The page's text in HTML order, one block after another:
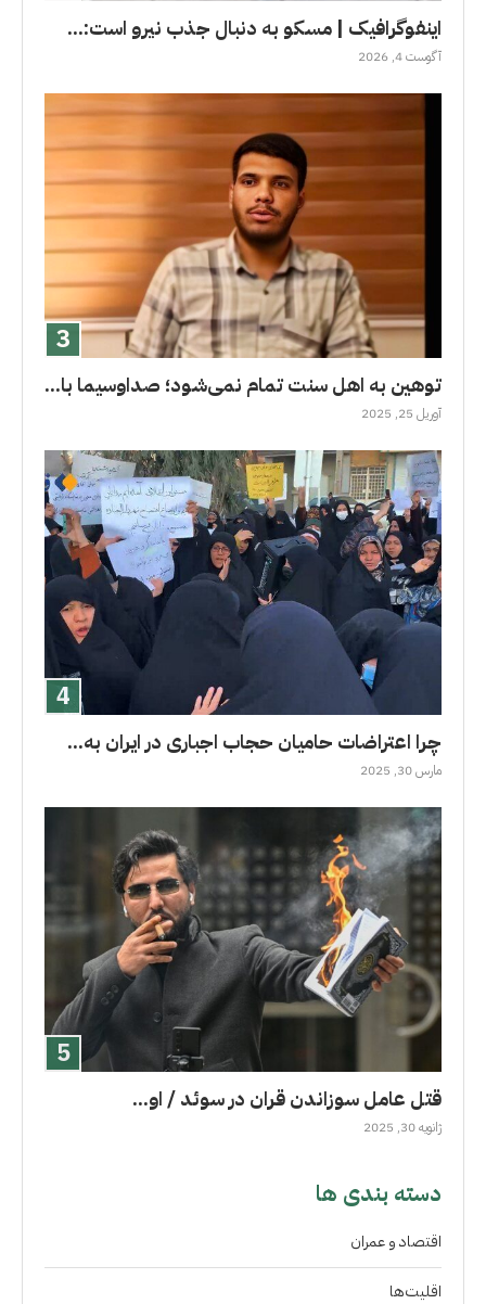
اینفوگرافیک | مسکو به دنبال جذب نیرو است:...
آگوست 4, 2026
توهین به اهل سنت تمام نمی‌شود؛ صداوسیما با...
آوریل 25, 2025
چرا اعتراضات حامیان حجاب اجباری در ایران به...
مارس 30, 2025
قتل عامل سوزاندن قران در سوئد / او...
ژانویه 30, 2025
دسته بندی ها
اقتصاد و عمران
اقلیت‌ها